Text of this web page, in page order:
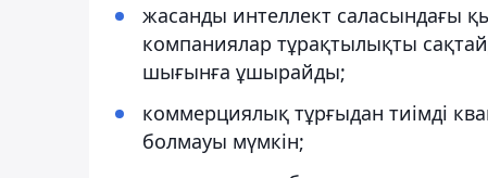
жасанды интеллект саласындағы
компаниялар тұрақтылықты
шығынға ұшырайды;
коммерциялық тұрғыдан тиімді
болмауы мүмкін;